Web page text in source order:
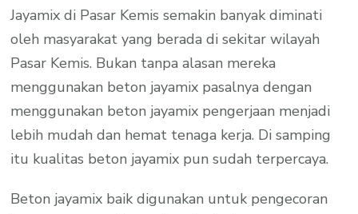
Jayamix di Pasar Kemis semakin banyak diminati
oleh masyarakat yang berada di sekitar wilayah
Pasar Kemis. Bukan tanpa alasan mereka
menggunakan beton jayamix pasalnya dengan
menggunakan beton jayamix pengerjaan menjadi
lebih mudah dan hemat tenaga kerja. Di samping
itu kualitas beton jayamix pun sudah terpercaya.
Beton jayamix baik digunakan untuk pengecoran